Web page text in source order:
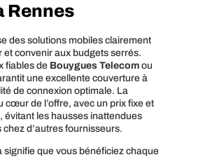
Rennes
des solutions mobiles clairement
et convenir aux budgets serrés.
fiables de Bouygues Telecomou
une excellente couverture à
de connexion optimale. La
cœur de l’offre, avec un prix fixe et
évitant les hausses inattendues
d’autres fournisseurs.
signifie que vous bénéficiez chaque